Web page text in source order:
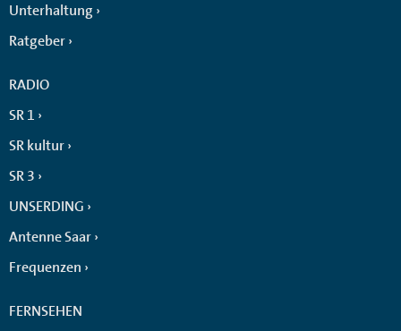
Unterhaltung
Ratgeber
RADIO
SR 1
SR kultur
SR 3
UNSERDING
Antenne Saar
Frequenzen
FERNSEHEN